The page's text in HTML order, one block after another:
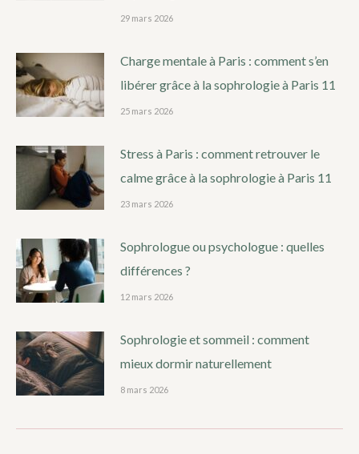
29 mars 2026
Charge mentale à Paris : comment s’en
libérer grâce à la sophrologie à Paris 11
25 mars 2026
Stress à Paris : comment retrouver le
calme grâce à la sophrologie à Paris 11
23 mars 2026
Sophrologue ou psychologue : quelles
différences ?
12 mars 2026
Sophrologie et sommeil : comment
mieux dormir naturellement
8 mars 2026